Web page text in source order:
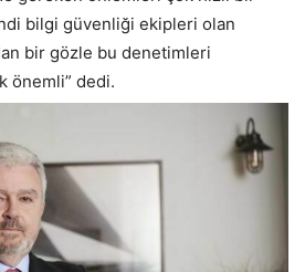
bilgi güvenliği ekipleri olan
bir gözle bu denetimleri
önemli” dedi.